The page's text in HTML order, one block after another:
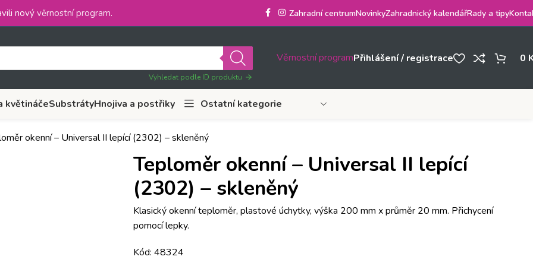
nový věrnostní program. Zahradní centrumNovinkyZahradnický kalendářRady a tipy
Vyhledat podle ID produktu
Věrnostní programPřihlášení / registrace 0
květináčeSubstrátyHnojiva a postřiky Ostatní kategorie
okenní – Universal II lepící (2302) – skleněný
Teploměr okenní – Universal II lepící
(2302) – skleněný
Klasický okenní teploměr, plastové úchytky, výška 200 mm x průměr 20 mm. Přichycení
pomocí lepky.
Kód: 48324